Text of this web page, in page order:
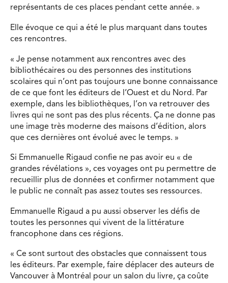
représentants de ces places pendant cette année. »
Elle évoque ce qui a été le plus marquant dans toutes
ces rencontres.
« Je pense notamment aux rencontres avec des
bibliothécaires ou des personnes des institutions
scolaires qui n’ont pas toujours une bonne connaissance
de ce que font les éditeurs de l’Ouest et du Nord. Par
exemple, dans les bibliothèques, l’on va retrouver des
livres qui ne sont pas des plus récents. Ça ne donne pas
une image très moderne des maisons d’édition, alors
que ces dernières ont évolué avec le temps. »
Si Emmanuelle Rigaud confie ne pas avoir eu « de
grandes révélations », ces voyages ont pu permettre de
recueillir plus de données et confirmer notamment que
le public ne connaît pas assez toutes ses ressources.
Emmanuelle Rigaud a pu aussi observer les défis de
toutes les personnes qui vivent de la littérature
francophone dans ces régions.
« Ce sont surtout des obstacles que connaissent tous
les éditeurs. Par exemple, faire déplacer des auteurs de
Vancouver à Montréal pour un salon du livre, ça coûte